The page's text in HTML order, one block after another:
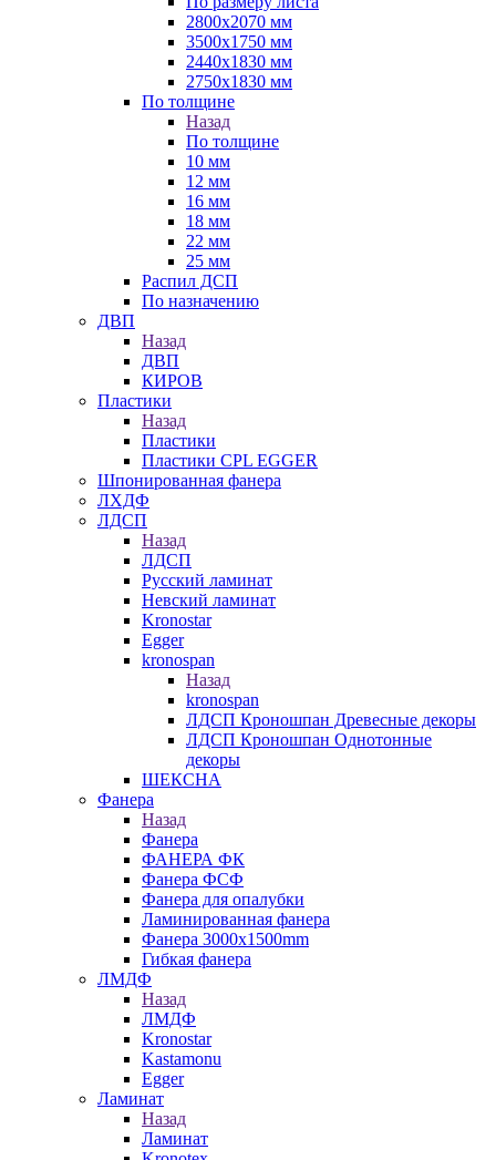
2800х2070 мм
3500х1750 мм
2440х1830 мм
2750х1830 мм
По толщине
Назад
По толщине
10 мм
12 мм
16 мм
18 мм
22 мм
25 мм
Распил ДСП
По назначению
ДВП
Назад
ДВП
КИРОВ
Пластики
Назад
Пластики
Пластики CPL EGGER
Шпонированная фанера
ЛХДФ
ЛДСП
Назад
ЛДСП
Русский ламинат
Невский ламинат
Kronostar
Egger
kronospan
Назад
kronospan
ЛДСП Кроношпан Древесные декоры
ЛДСП Кроношпан Однотонные
декоры
ШЕКСНА
Фанера
Назад
Фанера
ФАНЕРА ФК
Фанера ФСФ
Фанера для опалубки
Ламинированная фанера
Фанера 3000х1500mm
Гибкая фанера
ЛМДФ
Назад
ЛМДФ
Kronostar
Kastamonu
Egger
Ламинат
Назад
Ламинат